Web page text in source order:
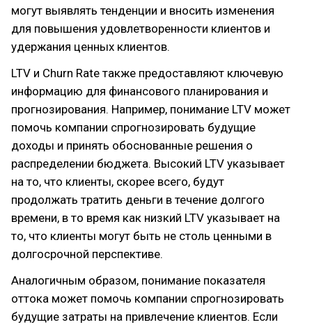
могут выявлять тенденции и вносить изменения
для повышения удовлетворенности клиентов и
удержания ценных клиентов.
LTV и Churn Rate также предоставляют ключевую
информацию для финансового планирования и
прогнозирования. Например, понимание LTV может
помочь компании спрогнозировать будущие
доходы и принять обоснованные решения о
распределении бюджета. Высокий LTV указывает
на то, что клиенты, скорее всего, будут
продолжать тратить деньги в течение долгого
времени, в то время как низкий LTV указывает на
то, что клиенты могут быть не столь ценными в
долгосрочной перспективе.
Аналогичным образом, понимание показателя
оттока может помочь компании спрогнозировать
будущие затраты на привлечение клиентов. Если